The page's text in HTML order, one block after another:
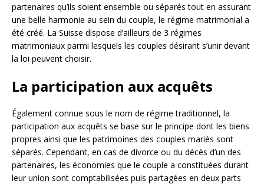
partenaires qu’ils soient ensemble ou séparés tout en assurant
une belle harmonie au sein du couple, le régime matrimonial a
été créé. La Suisse dispose d’ailleurs de 3 régimes
matrimoniaux parmi lesquels les couples désirant s’unir devant
la loi peuvent choisir.
La participation aux acquêts
Également connue sous le nom de régime traditionnel, la
participation aux acquêts se base sur le principe dont les biens
propres ainsi que les patrimoines des couples mariés sont
séparés. Cependant, en cas de divorce ou du décès d’un des
partenaires, les économies que le couple a constituées durant
leur union sont comptabilisées puis partagées en deux parts